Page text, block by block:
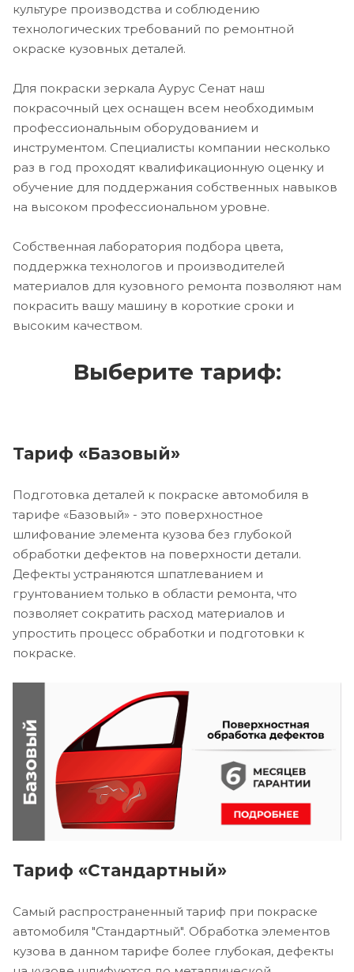
культуре производства и соблюдению
технологических требований по ремонтной
окраске кузовных деталей.
Для покраски зеркала Аурус Сенат наш
покрасочный цех оснащен всем необходимым
профессиональным оборудованием и
инструментом. Специалисты компании несколько
раз в год проходят квалификационную оценку и
обучение для поддержания собственных навыков
на высоком профессиональном уровне.
Собственная лаборатория подбора цвета,
поддержка технологов и производителей
материалов для кузовного ремонта позволяют нам
покрасить вашу машину в короткие сроки и
высоким качеством.
Выберите тариф:
Тариф «Базовый»
Подготовка деталей к покраске автомобиля в
тарифе «Базовый» - это поверхностное
шлифование элемента кузова без глубокой
обработки дефектов на поверхности детали.
Дефекты устраняются шпатлеванием и
грунтованием только в области ремонта, что
позволяет сократить расход материалов и
упростить процесс обработки и подготовки к
покраске.
Тариф «Стандартный»
Самый распространенный тариф при покраске
автомобиля "Стандартный". Обработка элементов
кузова в данном тарифе более глубокая, дефекты